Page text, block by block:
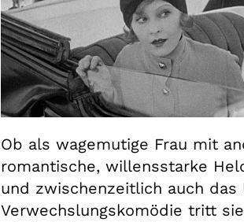
Ob als wagemutige Frau mit
romantische, willensstarke
und zwischenzeitlich auch
Verwechslungskomödie tritt